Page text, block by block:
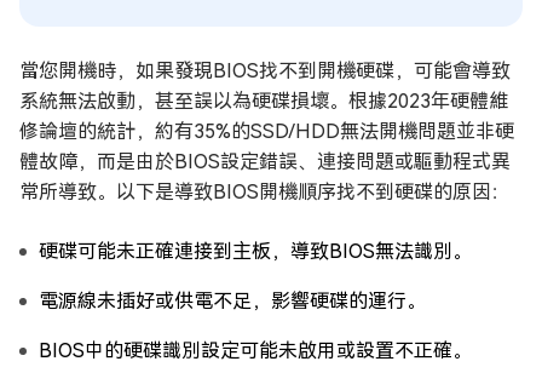
當您開機時，如果發現BIOS找不到開機硬碟，可能會導致
系統無法啟動，甚至誤以為硬碟損壞。根據2023年硬體維
修論壇的統計，約有35%的SSD/HDD無法開機問題並非硬
體故障，而是由於BIOS設定錯誤、連接問題或驅動程式異
常所導致。以下是導致BIOS開機順序找不到硬碟的原因：
硬碟可能未正確連接到主板，導致BIOS無法識別。
電源線未插好或供電不足，影響硬碟的運行。
BIOS中的硬碟識別設定可能未啟用或設置不正確。